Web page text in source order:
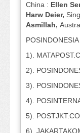
China : Ellen
Harw Deier,
Asmillah,
1).
2).
3).
4).
5).
6).